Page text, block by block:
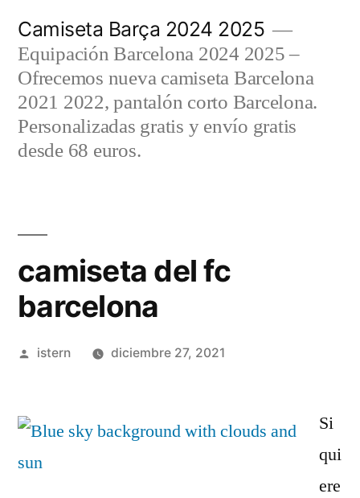
contenido
Camiseta Barça 2024 2025
Equipación Barcelona 2024 2025 –
Ofrecemos nueva camiseta Barcelona
2021 2022, pantalón corto Barcelona.
Personalizadas gratis y envío gratis
desde 68 euros.
camiseta del fc
barcelona
Publicado
istern diciembre 27, 2021
Si
qui
ere